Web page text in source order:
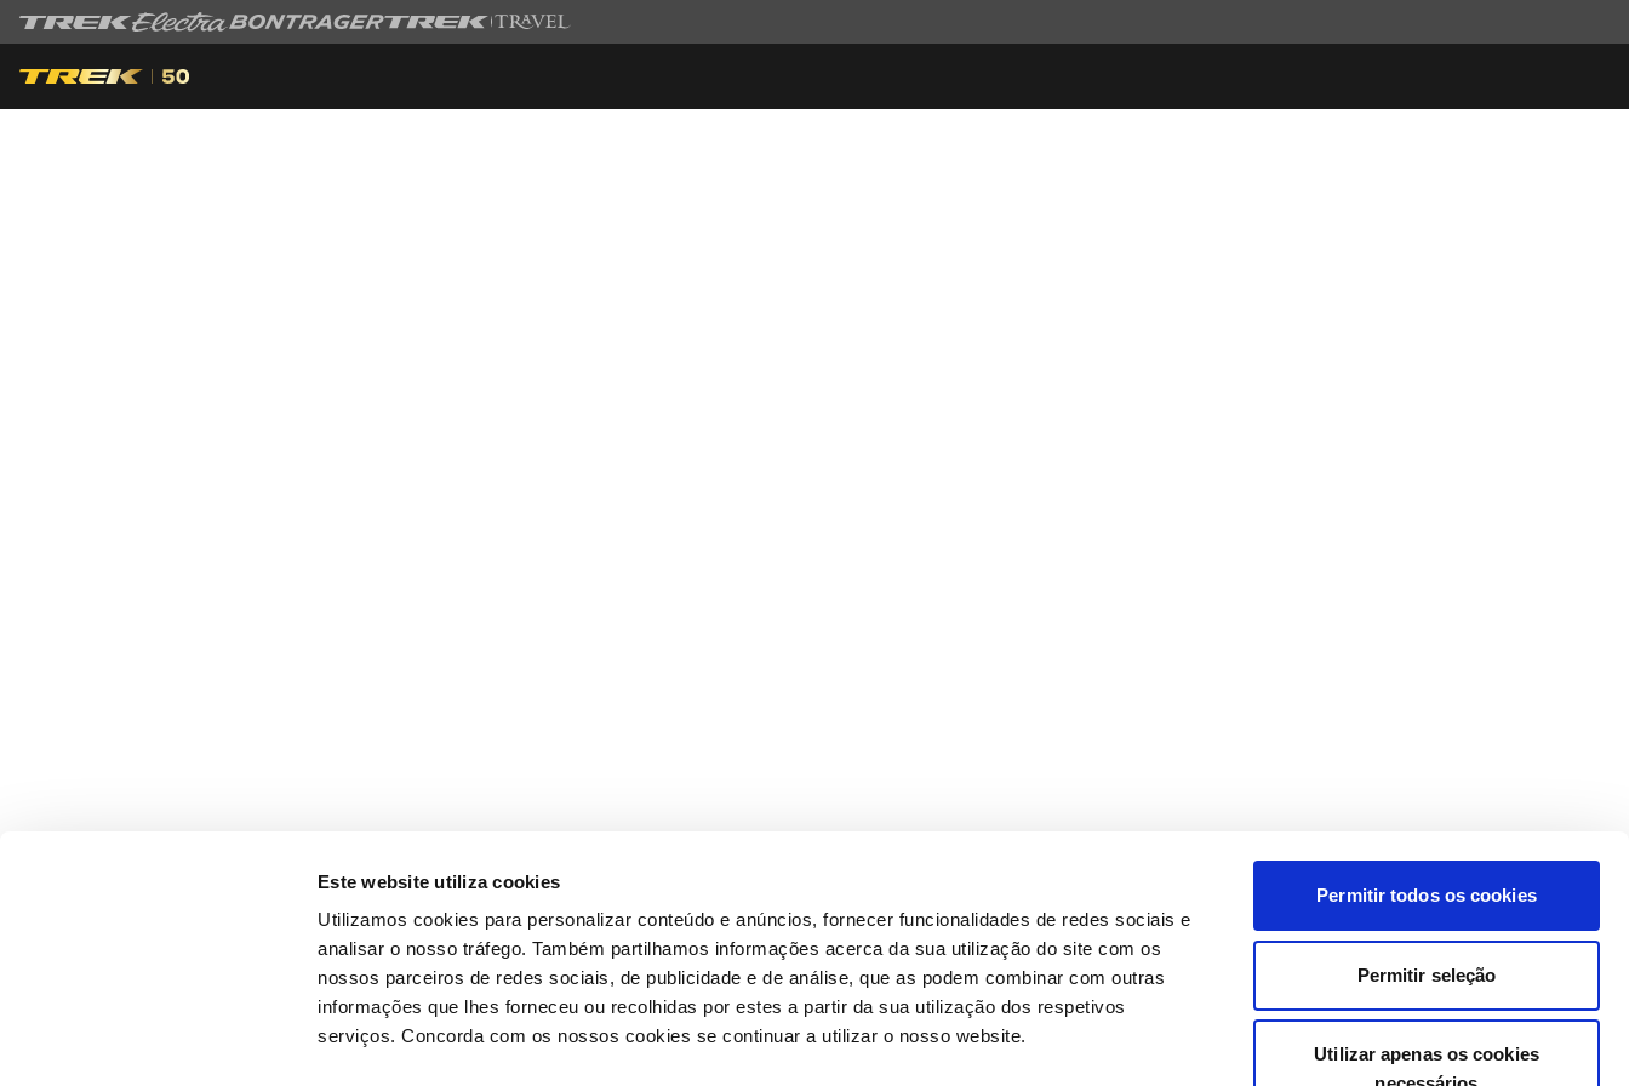
Este website utiliza cookies
Utilizamos cookies para personalizar conteúdo e anúncios, fornecer funcionalidades de redes sociais e
analisar o nosso tráfego. Também partilhamos informações acerca da sua utilização do site com os
nossos parceiros de redes sociais, de publicidade e de análise, que as podem combinar com outras
informações que lhes forneceu ou recolhidas por estes a partir da sua utilização dos respetivos
serviços. Concorda com os nossos cookies se continuar a utilizar o nosso website.
Permitir todos os cookies
Permitir seleção
Utilizar apenas os cookies